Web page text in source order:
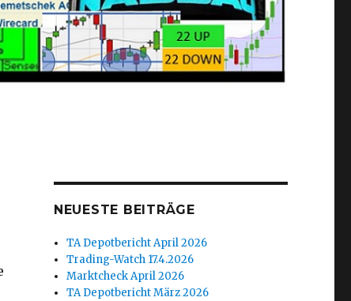
NEUESTE BEITRÄGE
TA Depotbericht April 2026
Trading-Watch 17.4.2026
Marktcheck April 2026
TA Depotbericht März 2026